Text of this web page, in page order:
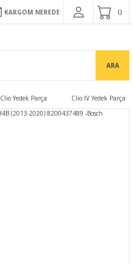
KARGOM NEREDE
ARA
Clio Yedek Parça Clio IV Yedek Parça